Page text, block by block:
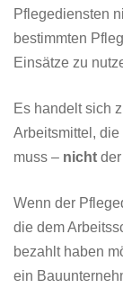
Pflegediensten
bestimmten
Einsätze zu
Es handelt sich
Arbeitsmittel,
muss – nicht
Wenn der
die dem
bezahlt haben
ein